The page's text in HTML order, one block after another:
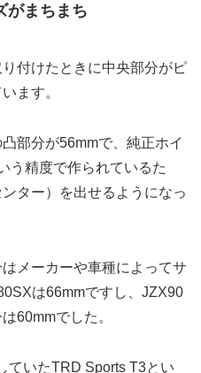
がまちまち
付けたときに中央部分がピ
ます。
部分が56mmで、純正ホイ
う精度で作られているた
ター）を出せるようになっ
メーカーや車種によってサ
は66mmですし、JZX90
60mmでした。
ていたTRD Sports T3とい